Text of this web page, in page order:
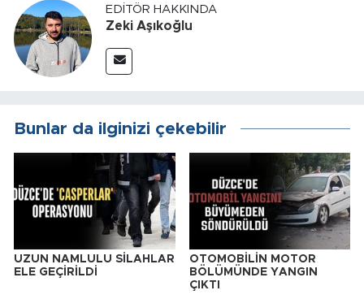
EDITÖR HAKKINDA
Zeki Aşıkoğlu
Bunlar da ilginizi çekebilir
UZUN NAMLULU SİLAHLAR
ELE GEÇİRİLDİ
OTOMOBİLİN MOTOR
BÖLÜMÜNDE YANGIN
ÇIKTI